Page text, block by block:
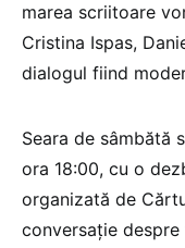
marea scriitoare
Cristina Ispas,
dialogul fiind
Seara de sâmbătă
ora 18:00, cu o
organizată de
conversație